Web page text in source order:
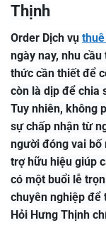
Thịnh
Order Dịch vụ
ngày nay, nhu
thức cần thiết để
còn là dịp để chia
Tuy nhiên, không
sự chấp nhận từ
người đóng vai
trợ hữu hiệu giúp
có một buổi lễ
chuyên nghiệp để
Hỏi Hưng Thịnh